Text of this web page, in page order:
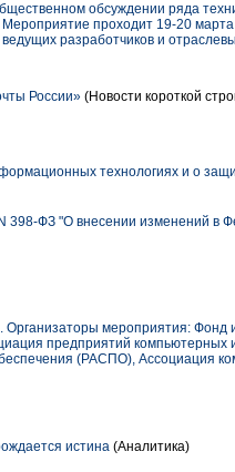
обсуждении ряда
проходит 19-20
разработчиков и
России» (Новости короткой
технологиях и о
398-ФЗ "О внесении изменений в
Организаторы мероприятия:
предприятий
(РАСПО), Ассоциация
истина (Аналитика)